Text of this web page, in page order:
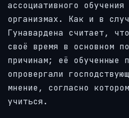
ассоциативного
организмах. Как и в
Гунавардена считает,
своё время в основном
причинам; её обученные
опровергали
мнение, согласно
учиться.